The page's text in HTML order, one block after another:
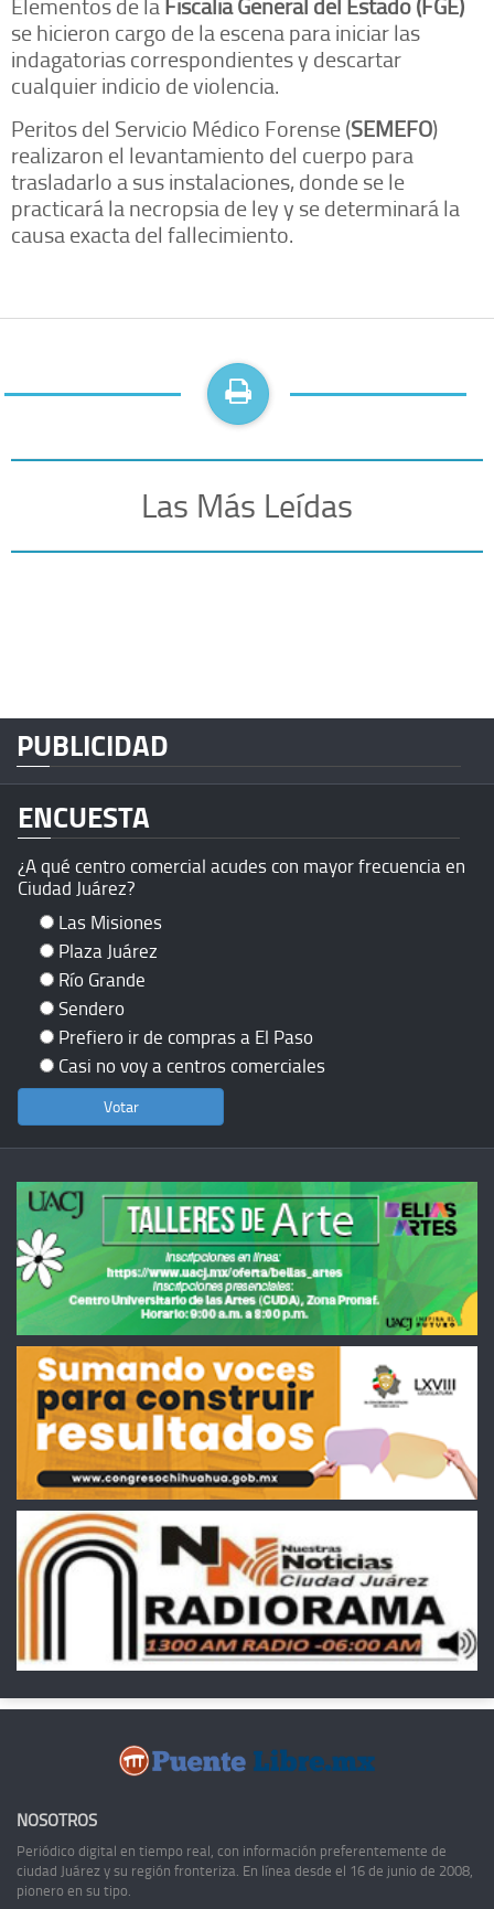
se hicieron cargo de la escena para iniciar las
indagatorias correspondientes y descartar
cualquier indicio de violencia.
Peritos del Servicio Médico Forense (SEMEFO)
realizaron el levantamiento del cuerpo para
trasladarlo a sus instalaciones, donde se le
practicará la necropsia de ley y se determinará la
causa exacta del fallecimiento.
Las Más Leídas
PUBLICIDAD
ENCUESTA
¿A qué centro comercial acudes con mayor frecuencia en
Ciudad Juárez?
Las Misiones
Plaza Juárez
Río Grande
Sendero
Prefiero ir de compras a El Paso
Casi no voy a centros comerciales
NOSOTROS
Periódico digital en tiempo real, con información preferentemente de
ciudad Juárez y su región fronteriza. En línea desde el 16 de junio de 2008,
pionero en su tipo.